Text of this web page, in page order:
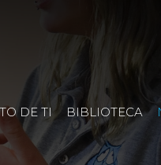
DE TI BIBLIOTECA